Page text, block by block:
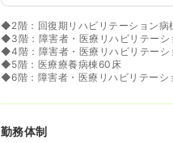
◆2階：回復期リハビリテーション病
◆3階：障害者・医療リハビリテーシ
◆4階：障害者・医療リハビリテーシ
◆5階：医療療養病棟60床
◆6階：障害者・医療リハビリテーシ
勤務体制